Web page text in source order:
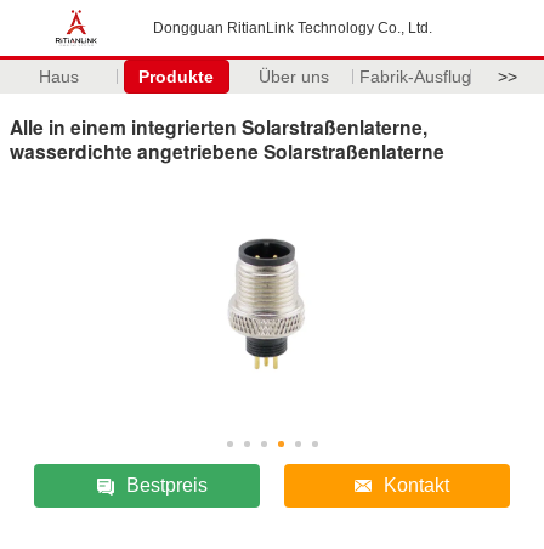
Dongguan RitianLink Technology Co., Ltd.
Haus Produkte Über uns Fabrik-Ausflug >>
Alle in einem integrierten Solarstraßenlaterne,
wasserdichte angetriebene Solarstraßenlaterne
Bestpreis Kontakt